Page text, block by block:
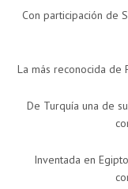
Con participación de
La más reconocida de
De Turquía una de
Inventada en